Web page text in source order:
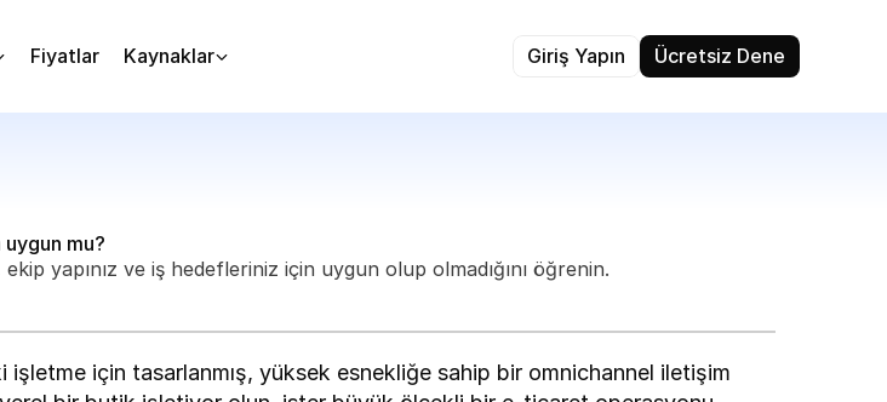
Fiyatlar Kaynaklar Giriş Yapın Ücretsiz Dene
mu?
yapınız ve iş hedefleriniz için uygun olup olmadığını öğrenin.
işletme için tasarlanmış, yüksek esnekliğe sahip bir omnichannel iletişim